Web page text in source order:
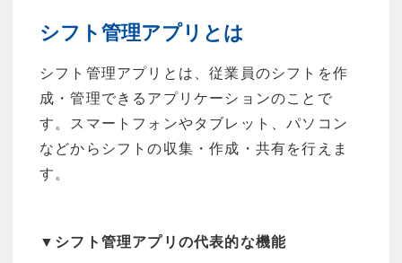
シフト管理アプリとは
シフト管理アプリとは、従業員のシフトを作
成・管理できるアプリケーションのことで
す。スマートフォンやタブレット、パソコン
などからシフトの収集・作成・共有を行えま
す。
▼シフト管理アプリの代表的な機能